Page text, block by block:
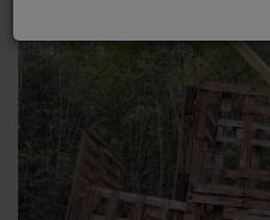
EMISSIONS
FRÉQUENCES
EVÈNEMENTS